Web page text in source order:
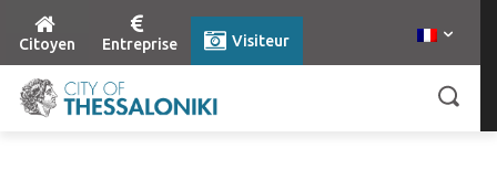
Citoyen Entreprise Visiteur